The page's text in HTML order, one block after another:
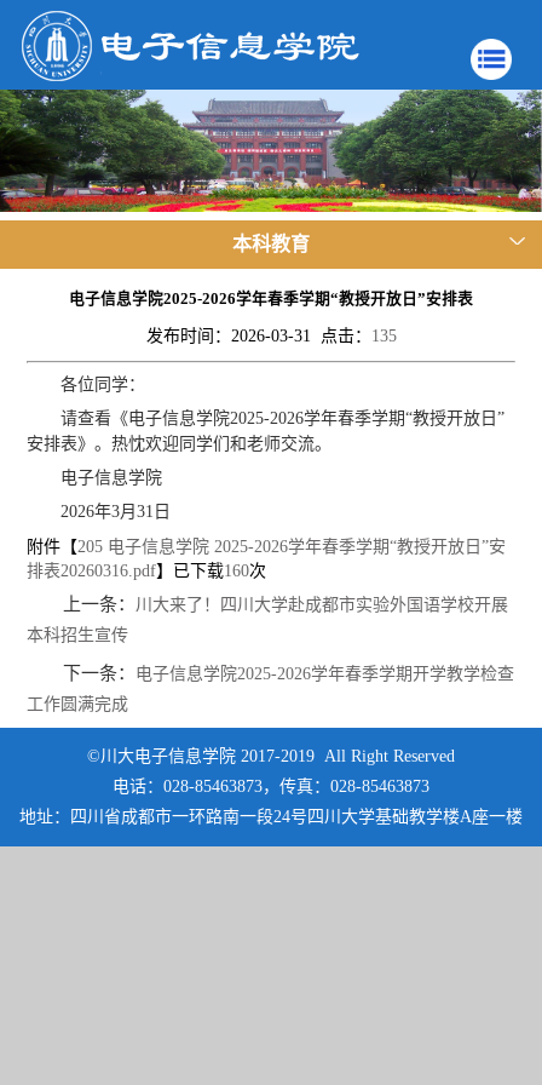
本科教育
电子信息学院2025-2026学年春季学期“教授开放日”安排表
发布时间：2026-03-31 点击： 135
各位同学：
请查看《电子信息学院2025-2026学年春季学期“教授开放日”
安排表》。热忱欢迎同学们和老师交流。
电子信息学院
2026年3月31日
附件【205 电子信息学院 2025-2026学年春季学期“教授开放日”安
排表20260316.pdf】已下载160次
上一条： 川大来了！四川大学赴成都市实验外国语学校开展
本科招生宣传
下一条： 电子信息学院2025-2026学年春季学期开学教学检查
工作圆满完成
©川大电子信息学院 2017-2019 All Right Reserved
电话：028-85463873，传真：028-85463873
地址：四川省成都市一环路南一段24号四川大学基础教学楼A座一楼